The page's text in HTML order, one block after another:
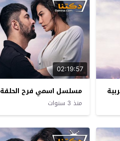
02:19:57
مسلسل اسمي فرح الحلقة 10 مترجم للعربية
منذ 3 سنوات